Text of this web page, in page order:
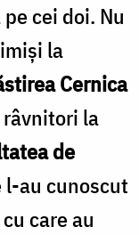
cei doi. Nu
la
Cernica
la
de
l-au cunoscut
care au